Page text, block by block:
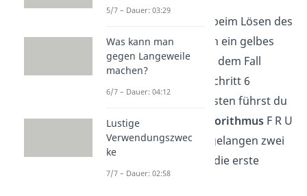
Es kann sein, dass du beim Lösen des
vorigen Schritts
schon ein gelbes
Kreuz gebildet hast. In dem Fall
kannst du gleich mit Schritt 6
weitermachen! Ansonsten führst du
immer wieder den
Algorithmus F R U
R‘ U‘ F‘ aus. Dadurch gelangen zwei
gelbe Kantensteine in die erste
Ebene.
5/7 – Dauer: 03:29
Was kann man
gegen Langeweile
machen?
6/7 – Dauer: 04:12
Lustige
Verwendungszwec
ke
7/7 – Dauer: 02:58